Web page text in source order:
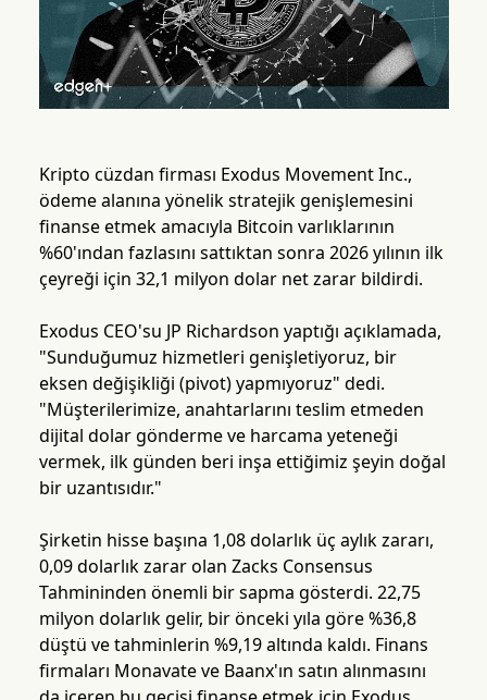
Kripto cüzdan firması Exodus Movement Inc.,
ödeme alanına yönelik stratejik genişlemesini
finanse etmek amacıyla Bitcoin varlıklarının
%60'ından fazlasını sattıktan sonra 2026 yılının ilk
çeyreği için 32,1 milyon dolar net zarar bildirdi.
Exodus CEO'su JP Richardson yaptığı açıklamada,
"Sunduğumuz hizmetleri genişletiyoruz, bir
eksen değişikliği (pivot) yapmıyoruz" dedi.
"Müşterilerimize, anahtarlarını teslim etmeden
dijital dolar gönderme ve harcama yeteneği
vermek, ilk günden beri inşa ettiğimiz şeyin doğal
bir uzantısıdır."
Şirketin hisse başına 1,08 dolarlık üç aylık zararı,
0,09 dolarlık zarar olan Zacks Consensus
Tahmininden önemli bir sapma gösterdi. 22,75
milyon dolarlık gelir, bir önceki yıla göre %36,8
düştü ve tahminlerin %9,19 altında kaldı. Finans
firmaları Monavate ve Baanx'ın satın alınmasını